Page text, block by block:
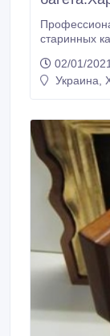
старинных картинных
узловых соединений,
устранение сколов, царапин,
02/01/
Украина,